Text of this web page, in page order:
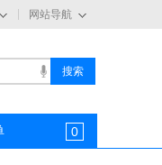
网站导航
0